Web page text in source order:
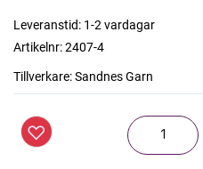
Leveranstid: 1-2 vardagar
Artikelnr:2407-4
Tillverkare:Sandnes Garn